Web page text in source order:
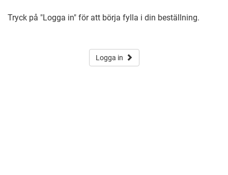
Tryck på "Logga in" för att börja fylla i din beställning.
Logga in